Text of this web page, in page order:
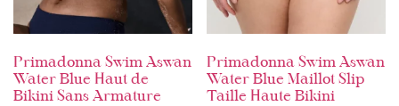
Primadonna Swim Aswan
Water Blue Haut de
Bikini Sans Armature
Primadonna Swim Aswan
Water Blue Maillot Slip
Taille Haute Bikini